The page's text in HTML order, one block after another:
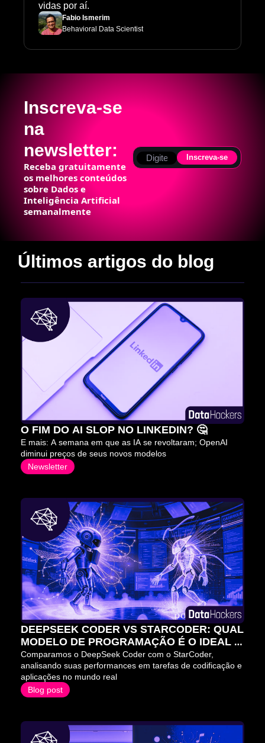
vidas por aí.
Fabio Ismerim
Behavioral Data Scientist
Inscreva-se
na
newsletter:
Receba gratuitamente
os melhores conteúdos
sobre Dados e
Inteligência Artificial
semanalmente
Inscreva-se
Últimos artigos do blog
O FIM DO AI SLOP NO LINKEDIN? 🤔
E mais: A semana em que as IA se revoltaram; OpenAI
diminui preços de seus novos modelos
Newsletter
DEEPSEEK CODER VS STARCODER: QUAL
MODELO DE PROGRAMAÇÃO É O IDEAL
PARA VOCÊ?
Comparamos o DeepSeek Coder com o StarCoder,
analisando suas performances em tarefas de codificação e
aplicações no mundo real
Blog post